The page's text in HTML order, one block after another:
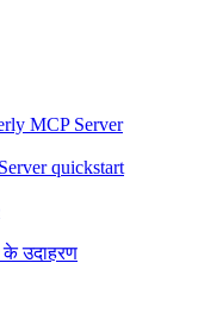
MCP Server
quickstart
उदाहरण